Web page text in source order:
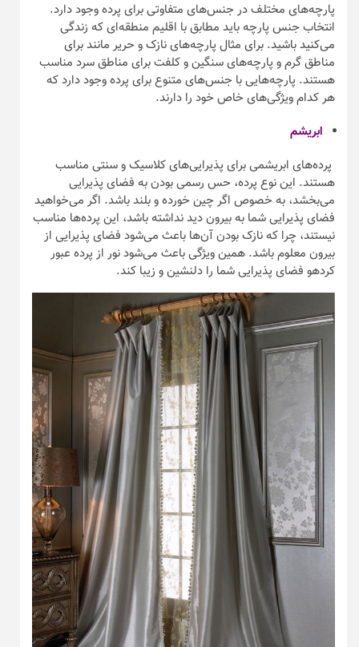
پارچه‌های مختلف در جنس‌های متفاوتی برای پرده وجود دارد.
انتخاب جنس پارچه باید مطابق با اقلیم منطقه‌ای که زندگی
می‌کنید باشید. برای مثال پارچه‌های نازک و حریر مانند برای
مناطق گرم و پارچه‌های سنگین و کلفت برای مناطق سرد مناسب
هستند. پارچه‌هایی با جنس‌های متنوع برای پرده وجود دارد که
هر کدام ویژگی‌های خاص خود را دارند.
ابریشم
پرده‌های ابریشمی برای پذیرایی‌های کلاسیک و سنتی مناسب
هستند. این نوع پرده، حس رسمی بودن به فضای پذیرایی
می‌بخشد، به خصوص اگر چین خورده و بلند باشد. اگر می‌خواهید
فضای پذیرایی شما به بیرون دید نداشته باشد، این پرده‌ها مناسب
نیستند، چرا که نازک بودن آن‌ها باعث می‌شود فضای پذیرایی از
بیرون معلوم باشد. همین ویژگی باعث می‌شود نور از پرده عبور
کردهو فضای پذیرایی شما را دلنشین و زیبا کند.